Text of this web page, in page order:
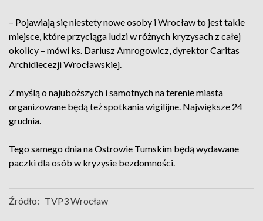
– Pojawiają się niestety nowe osoby i Wrocław to jest takie
miejsce, które przyciąga ludzi w różnych kryzysach z całej
okolicy – mówi ks. Dariusz Amrogowicz, dyrektor Caritas
Archidiecezji Wrocławskiej.
Z myślą o najuboższych i samotnych na terenie miasta
organizowane będą też spotkania wigilijne. Największe 24
grudnia.
Tego samego dnia na Ostrowie Tumskim będą wydawane
paczki dla osób w kryzysie bezdomności.
Źródło: TVP3 Wrocław